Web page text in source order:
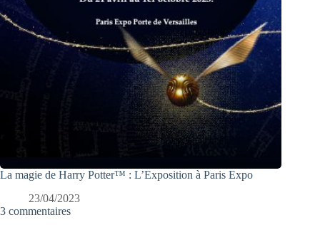
La magie de Harry Potter™ : L’Exposition à Paris Expo
23/04/2023
3 commentaires